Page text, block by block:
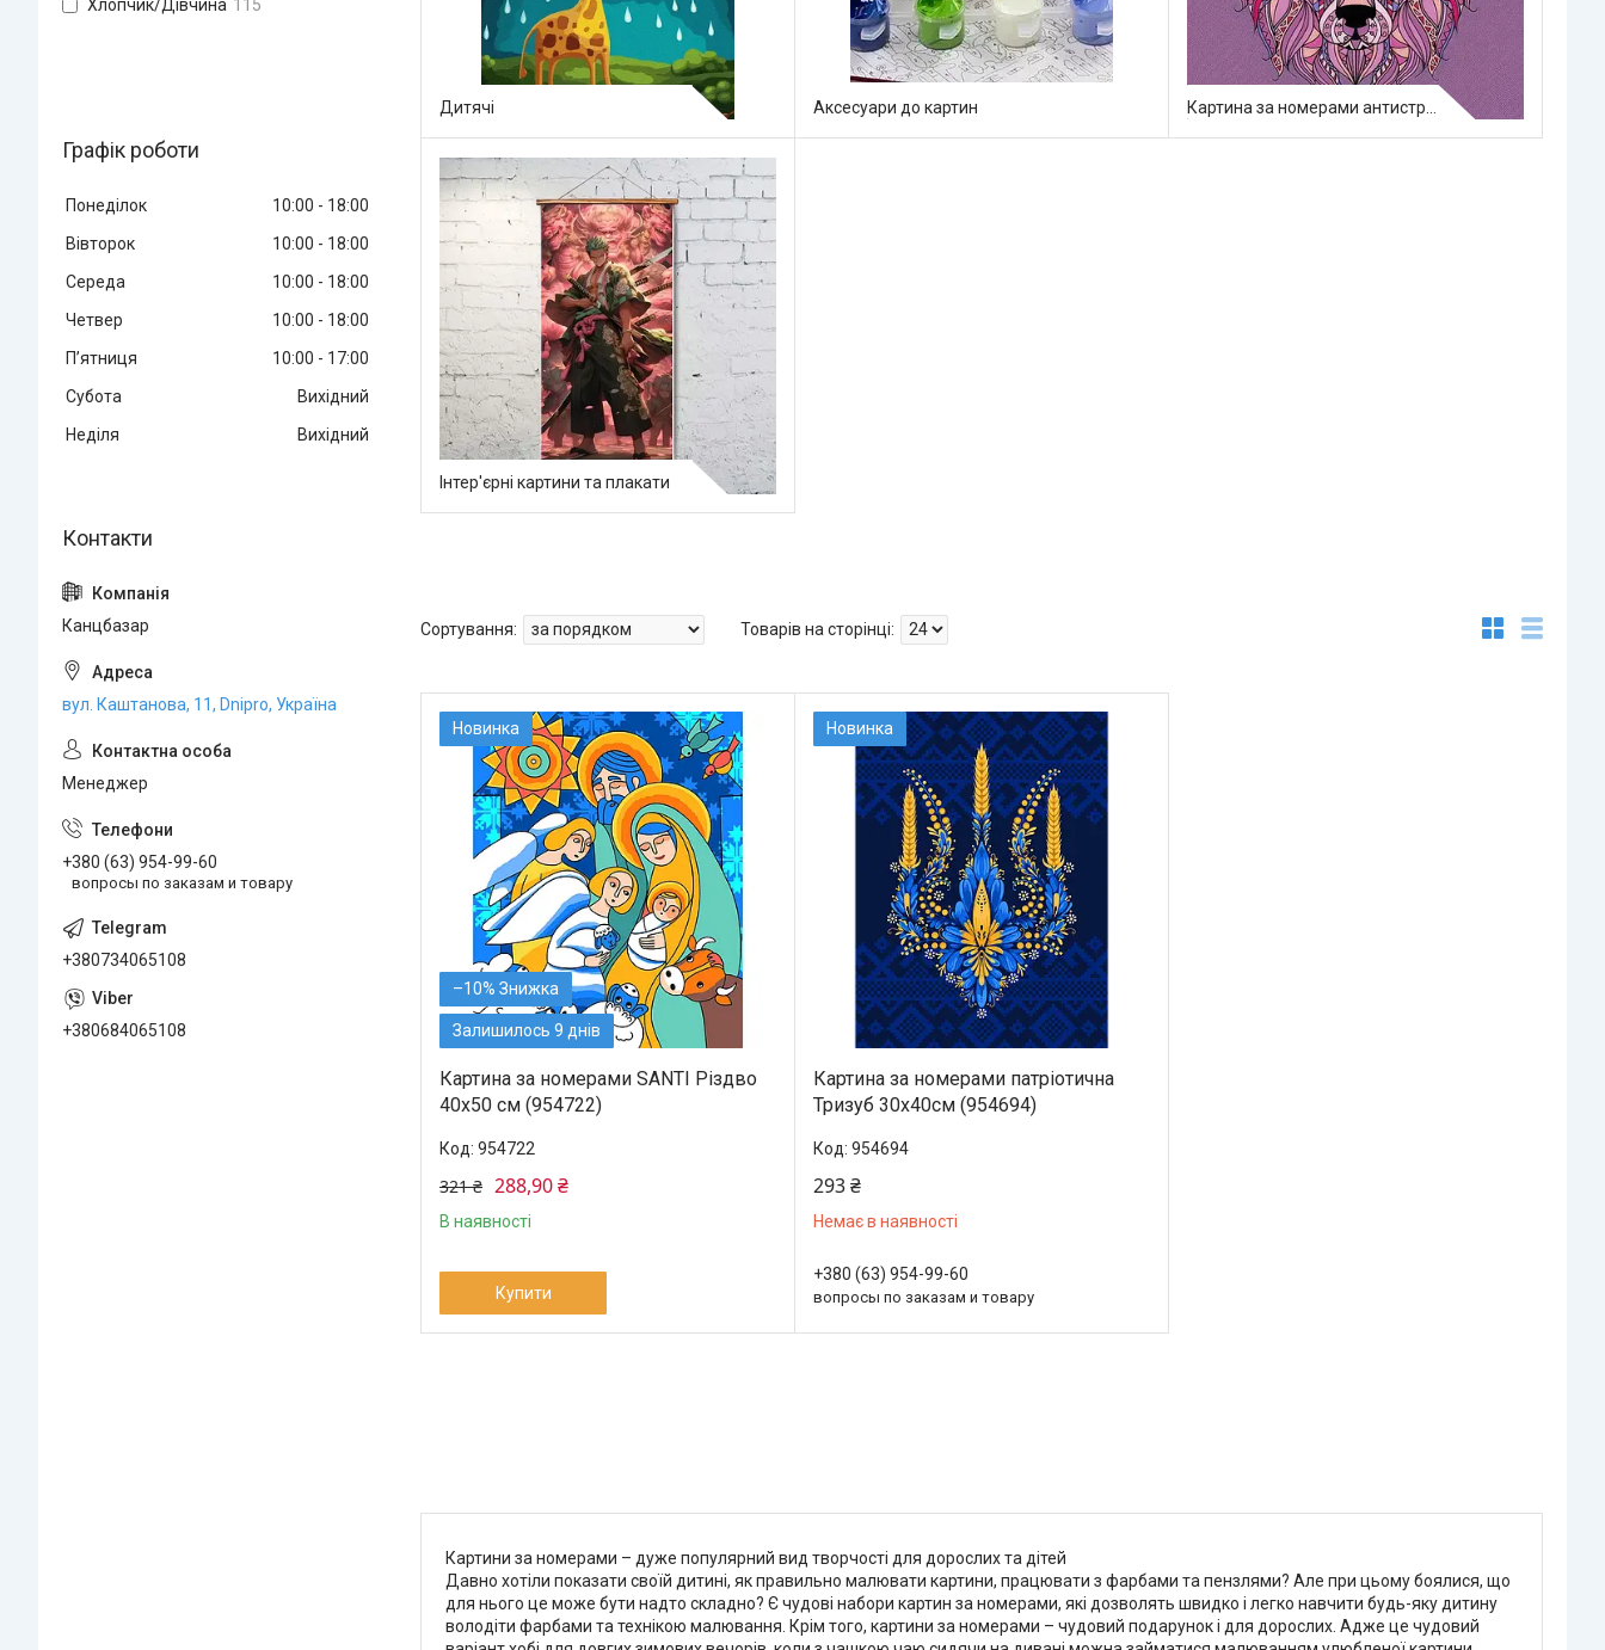
Дитячі Аксесуари до картин
Інтер'єрні картини та плакати
Новинка
–10%
Залишилось 9 днів
Картина за номерами SANTI Різдво
40x50 см (954722)
954722
321 ₴ 288,90 ₴
В наявності
Купити
Новинка
Картина за номерами патріотична
Тризуб 30x40см (954694)
954694
293 ₴
Немає в наявності
+380 (63) 954-99-60
вопросы по заказам и товару
Картини за номерами – дуже популярний вид творчості для дорослих та дітей
Давно хотіли показати своїй дитині, як правильно малювати картини, працювати з фарбами та пензлями? Але при цьому боялися, що
для нього це може бути надто складно? Є чудові набори картин за номерами, які дозволять швидко і легко навчити будь-яку дитину
володіти фарбами та технікою малювання. Крім того, картини за номерами – чудовий подарунок і для дорослих. Адже це чудовий
Хлопчик/Дiвчина 115
Графік роботи
Понеділок 10:00
18:00
Вівторок
10:00
18:00
Середа
10:00
18:00
Четвер
10:00
18:00
Пʼятниця
10:00
17:00
Субота
Вихідний
Неділя
Вихідний
Канцбазар
вул. Каштанова, 11, Dnipro, Україна
Менеджер
+380 (63) 954-99-60
вопросы по заказам и товару
+380734065108
+380684065108